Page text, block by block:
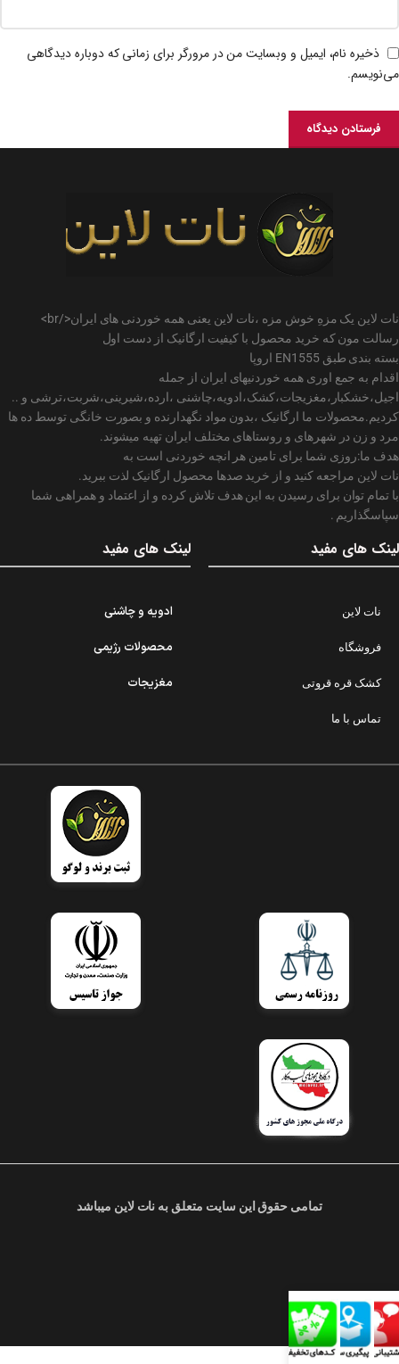
ذخیره نام، ایمیل و وبسایت من در مرورگر برای زمانی که دوباره دیدگاهی
می‌نویسم.
نات لاین یک مزهِ خوش مزه ،نات لاین یعنی همه خوردنی های ایران</br>
رسالت مون که خرید محصول با کیفیت ارگانیک از دست اول
بسته بندی طبق EN1555 اروپا
اقدام به جمع اوری همه خوردنیهای ایران از جمله
اجیل،خشکبار،مغزیجات،کشک،ادویه،چاشنی ،ارده،شیرینی،شربت،ترشی و ..
کردیم.محصولات ما ارگانیک ،بدون مواد نگهدارنده و بصورت خانگی توسط ده ها
مرد و زن در شهرهای و روستاهای مختلف ایران تهیه میشوند.
هدف ما:روزی شما برای تامین هر انچه خوردنی است به
نات لاین مراجعه کنید و از خرید صدها محصول ارگانیک لذت ببرید.
با تمام توان برای رسیدن به این هدف تلاش کرده و از اعتماد و همراهی شما
سپاسگذاریم .
لینک های مفید
نات لاین
فروشگاه
کشک قره قروتی
تماس با ما
لینک های مفید
ادویه و چاشنی
محصولات رژیمی
مغزیجات
تمامی حقوق این سایت متعلق به نات لاین میباشد